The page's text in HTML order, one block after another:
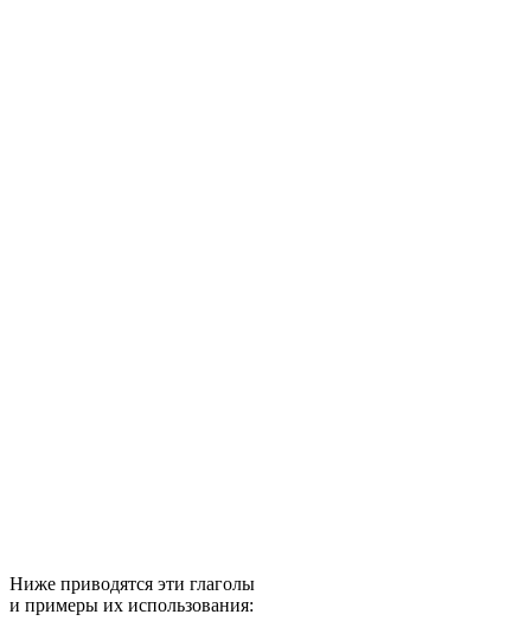
Ниже приводятся эти глаголы
и примеры их использования: